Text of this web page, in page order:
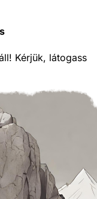
Kérjük, látogass